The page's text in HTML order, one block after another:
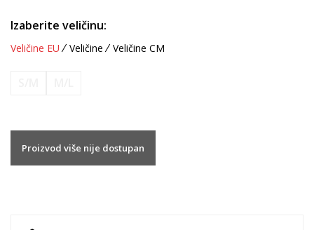
Izaberite veličinu:
Veličine EU Veličine Veličine CM
Proizvod više nije dostupan